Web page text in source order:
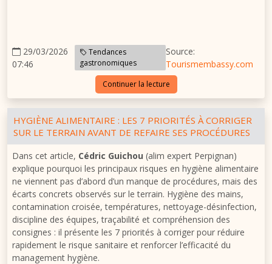
29/03/2026
07:46
Tendances
gastronomiques
Source:
Tourismembassy.com
Continuer la lecture
HYGIÈNE ALIMENTAIRE : LES 7 PRIORITÉS À CORRIGER
SUR LE TERRAIN AVANT DE REFAIRE SES PROCÉDURES
Dans cet article, Cédric Guichou (alim expert Perpignan)
explique pourquoi les principaux risques en hygiène alimentaire
ne viennent pas d’abord d’un manque de procédures, mais des
écarts concrets observés sur le terrain. Hygiène des mains,
contamination croisée, températures, nettoyage-désinfection,
discipline des équipes, traçabilité et compréhension des
consignes : il présente les 7 priorités à corriger pour réduire
rapidement le risque sanitaire et renforcer l’efficacité du
management hygiène.